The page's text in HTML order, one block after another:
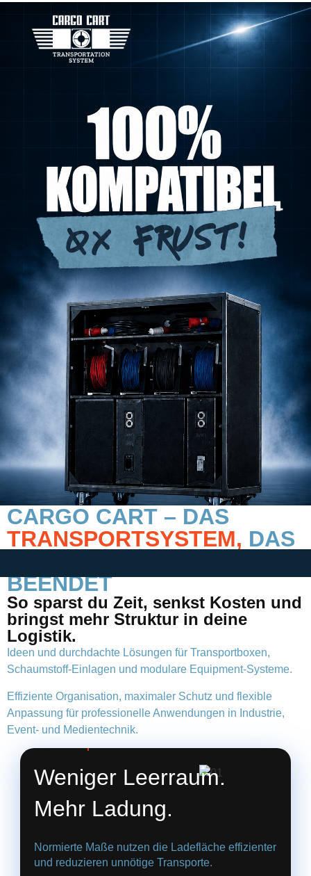
CARGO CART – DAS
TRANSPORTSYSTEM, DAS
BEENDET
So sparst du Zeit, senkst Kosten und
bringst mehr Struktur in deine
Logistik.
Ideen und durchdachte Lösungen für Transportboxen,
Schaumstoff-Einlagen und modulare Equipment-Systeme.
Effiziente Organisation, maximaler Schutz und flexible
Anpassung für professionelle Anwendungen in Industrie,
Event- und Medientechnik.
Weniger Leerraum.
Mehr Ladung.
Normierte Maße nutzen die Ladefläche effizienter
und reduzieren unnötige Transporte.